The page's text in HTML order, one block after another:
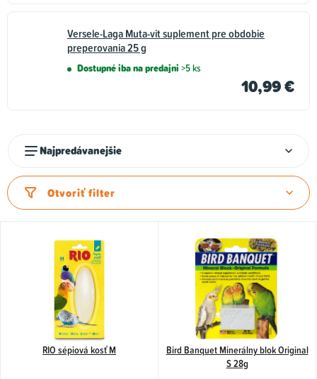
Versele-Laga Muta-vit suplement pre obdobie
preperovania 25 g
Dostupné iba na predajni >5 ks
10,99 €
d
e
Najpredávanejšie
Otvoriť filter
RIO sépiová kosť M
Bird Banquet Minerálny blok Original
S 28g